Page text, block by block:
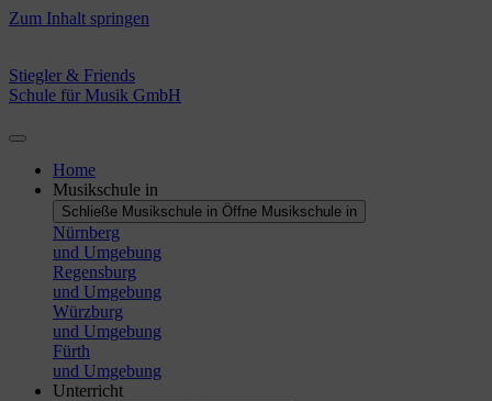
Zum Inhalt springen
Stiegler & Friends
Schule für Musik GmbH
Home
Musikschule in
Schließe Musikschule in Öffne Musikschule in
Nürnberg
und Umgebung
Regensburg
und Umgebung
Würzburg
und Umgebung
Fürth
und Umgebung
Unterricht